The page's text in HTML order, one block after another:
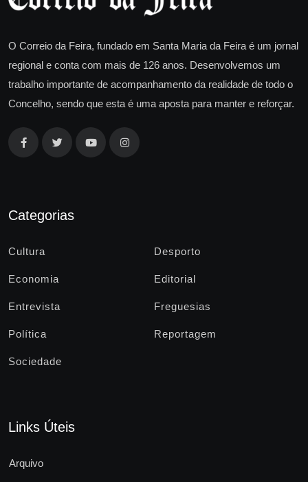
O Correio da Feira, fundado em Santa Maria da Feira é um jornal
regional e conta com mais de 126 anos. Desenvolvemos um
trabalho importante de acompanhamento da realidade de todo o
Concelho, sendo que esta é uma aposta para manter e reforçar.
Categorias
Cultura Desporto
Economia Editorial
Entrevista Freguesias
Política Reportagem
Sociedade
Links Úteis
Arquivo